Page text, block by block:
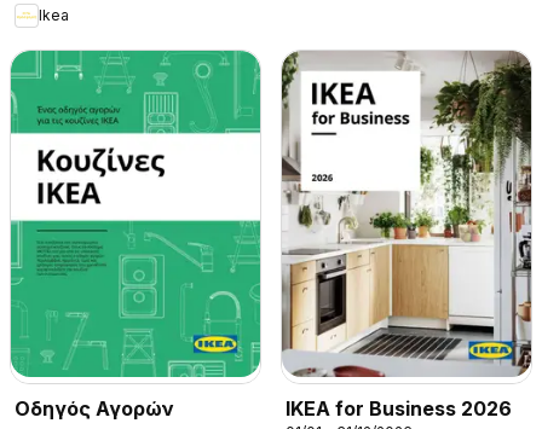
Ikea
Οδηγός Αγορών
IKEA for Business 2026